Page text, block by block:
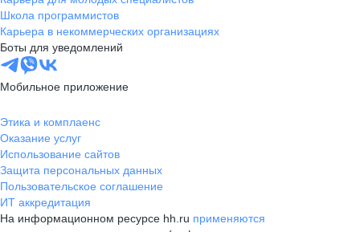
Школа программистов
Карьера в некоммерческих организациях
Боты для уведомлений
Мобильное приложение
Этика и комплаенс
Оказание услуг
Использование сайтов
Защита персональных данных
Пользовательское соглашение
ИТ аккредитация
На информационном ресурсе hh.ru применяются